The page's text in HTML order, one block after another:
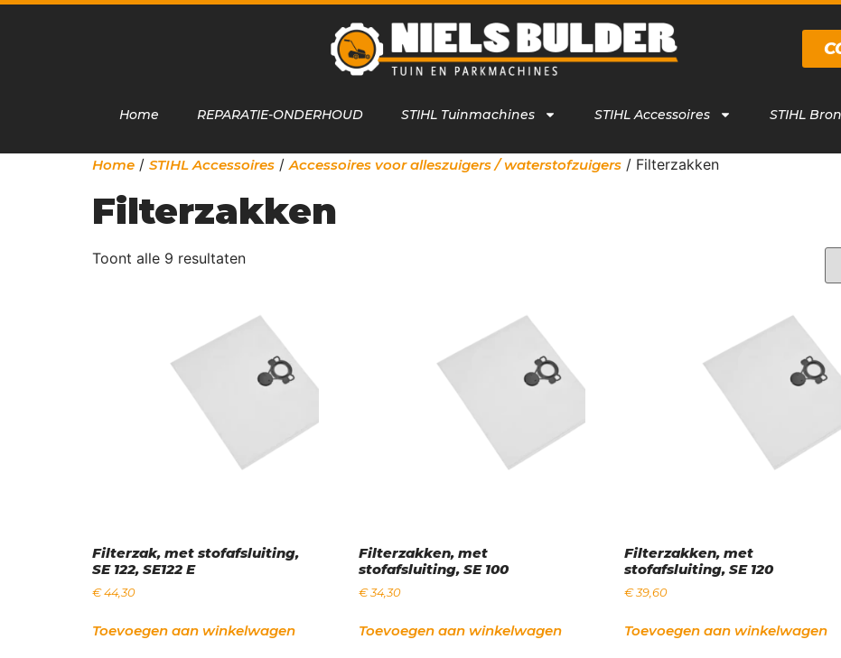
Home REPARATIE-ONDERHOUD STIHL Tuinmachines STIHL Accessoires STIHL
Home / STIHL Accessoires / Accessoires voor alleszuigers / waterstofzuigers / Filterzakken
Filterzakken
Toont alle 9 resultaten
Filterzak, met stofafsluiting,
SE 122, SE122 E
€44,30
Toevoegen aan winkelwagen
Filterzakken, met
stofafsluiting, SE 100
€34,30
Toevoegen aan winkelwagen
Filterzakken, met
stofafsluiting, SE 120
€39,60
Toevoegen aan winkelwagen